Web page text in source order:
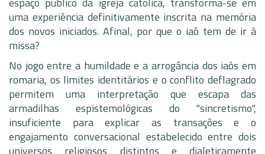
uma experiência definitivamente inscrita na memória
dos novos iniciados. Afinal, por que o iaô tem de ir à
missa?
No jogo entre a humildade e a arrogância dos iaôs em
romaria, os limites identitários e o conflito deflagrado
permitem uma interpretação que escapa das
armadilhas espistemológicas do "sincretismo",
insuficiente para explicar as transações e o
engajamento conversacional estabelecido entre dois
universos religiosos distintos e dialeticamente